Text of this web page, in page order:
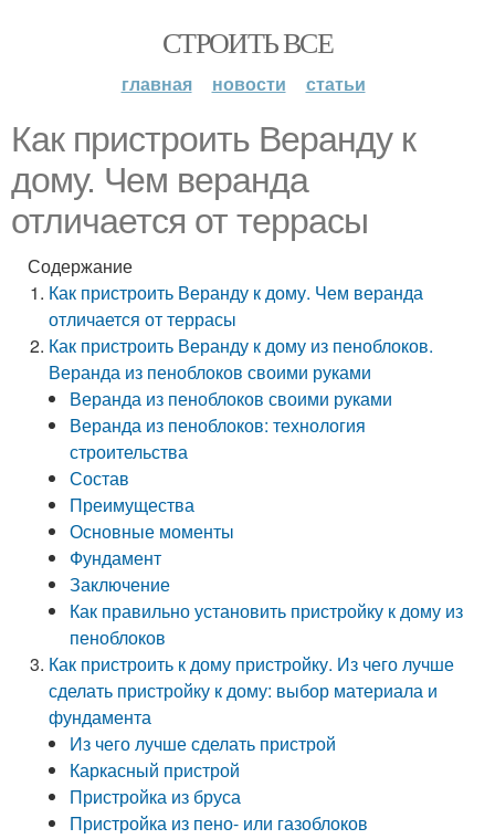
СТРОИТЬ ВСЕ
главная новости статьи
Как пристроить Веранду к
дому. Чем веранда
отличается от террасы
Содержание
Как пристроить Веранду к дому. Чем веранда
отличается от террасы
Как пристроить Веранду к дому из пеноблоков.
Веранда из пеноблоков своими руками
Веранда из пеноблоков своими руками
Веранда из пеноблоков: технология
строительства
Состав
Преимущества
Основные моменты
Фундамент
Заключение
Как правильно установить пристройку к дому из
пеноблоков
Как пристроить к дому пристройку. Из чего лучше
сделать пристройку к дому: выбор материала и
фундамента
Из чего лучше сделать пристрой
Каркасный пристрой
Пристройка из бруса
Пристройка из пено- или газоблоков